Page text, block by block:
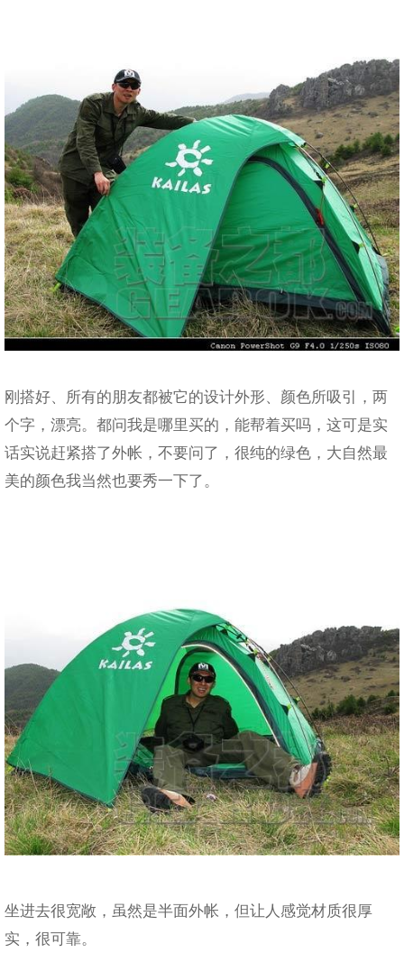
刚搭好、所有的朋友都被它的设计外形、颜色所吸引，两
个字，漂亮。都问我是哪里买的，能帮着买吗，这可是实
话实说赶紧搭了外帐，不要问了，很纯的绿色，大自然最
美的颜色我当然也要秀一下了。
坐进去很宽敞，虽然是半面外帐，但让人感觉材质很厚
实，很可靠。